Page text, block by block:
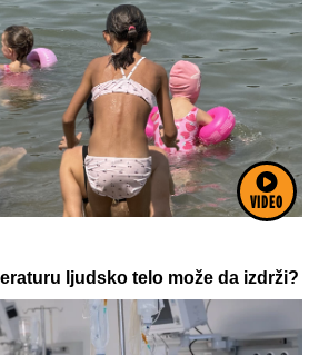
VIDEO
Jugoslaviji imala je ovu lampu, a
evra: Mnogi je čuvaju u
kakvo blago imaju